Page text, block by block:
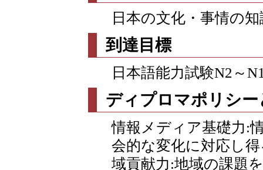
日本の文化・事情の
到達目標
日本語能力試験N2～
ディプロマポリシー
情報メディア基礎力:
会的な変化に対応し
域貢献力:地域の課題